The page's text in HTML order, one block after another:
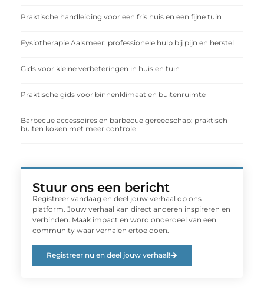
Praktische handleiding voor een fris huis en een fijne tuin
Fysiotherapie Aalsmeer: professionele hulp bij pijn en herstel
Gids voor kleine verbeteringen in huis en tuin
Praktische gids voor binnenklimaat en buitenruimte
Barbecue accessoires en barbecue gereedschap: praktisch
buiten koken met meer controle
Stuur ons een bericht
Registreer vandaag en deel jouw verhaal op ons
platform. Jouw verhaal kan direct anderen inspireren en
verbinden. Maak impact en word onderdeel van een
community waar verhalen ertoe doen.
Registreer nu en deel jouw verhaal!